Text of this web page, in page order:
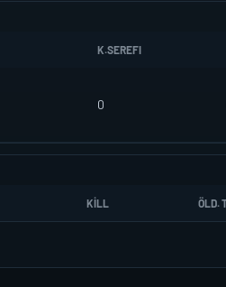
K.SEREFI
0
KILL ÖLD.